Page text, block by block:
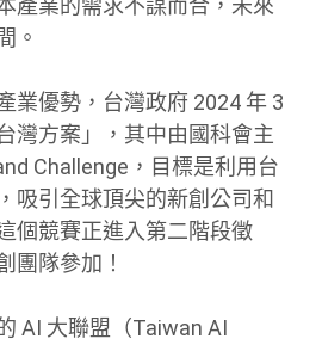
產業的需求不謀而合，未來
。
業優勢，台灣政府 2024 年 3
灣方案」，其中由國科會主
Challenge，目標是利用台
吸引全球頂尖的新創公司和
個競賽正進入第二階段徵
團隊參加！
AI 大聯盟（Taiwan AI